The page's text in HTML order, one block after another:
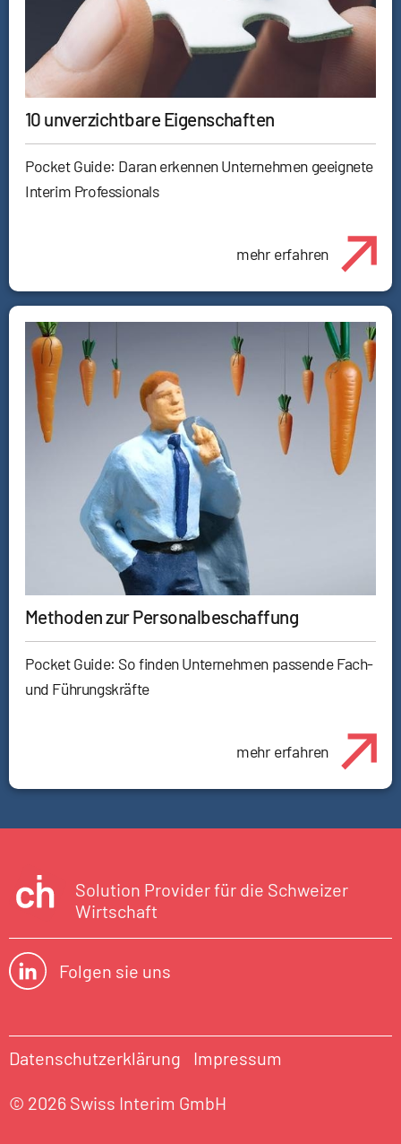
10 unverzichtbare Eigenschaften
Pocket Guide: Daran erkennen Unternehmen geeignete
Interim Professionals
mehr erfahren
Methoden zur Personalbeschaffung
Pocket Guide: So finden Unternehmen passende Fach-
und Führungskräfte
mehr erfahren
Solution Provider für die Schweizer
Wirtschaft
Folgen sie uns
Datenschutzerklärung Impressum
© 2026 Swiss Interim GmbH